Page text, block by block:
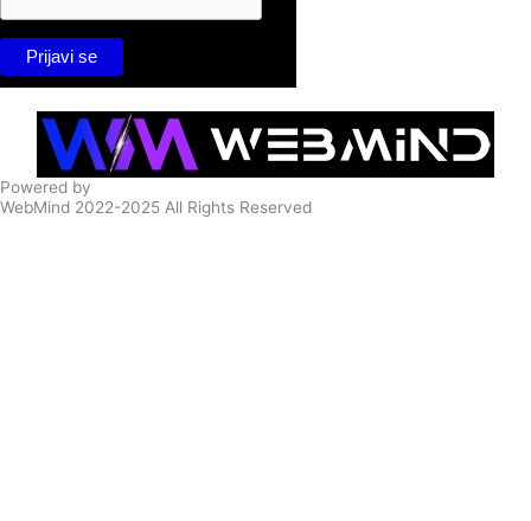
Powered by
WebMind 2022-2025 All Rights Reserved